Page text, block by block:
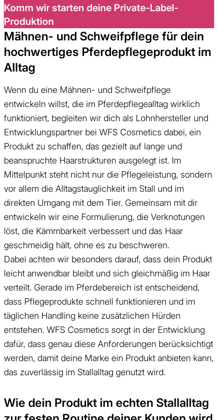
Komm wir starten deine Private-Label-
Produktion
Mähnen- und Schweifpflege für dein
hochwertiges Pferdepflegeprodukt im
Alltag
Wenn du eine Mähnen- und Schweifpflege
entwickeln willst, die im Pferdepflegealltag wirklich
funktioniert, begleiten wir dich als Lohnhersteller und
Entwicklungspartner bei WFS Cosmetics dabei, ein
Produkt zu schaffen, das gezielt auf lange und
beanspruchte Haarstrukturen ausgelegt ist. Im
Mittelpunkt steht nicht nur die Pflegeleistung, sondern
vor allem die Alltagstauglichkeit im Stall und im
direkten Umgang mit dem Tier. Gemeinsam mit dir
entwickeln wir eine Formulierung, die Verknotungen
löst, die Kämmbarkeit verbessert und das Haar
geschmeidig hält, ohne es zu beschweren.
Dabei achten wir besonders darauf, dass dein Produkt
leicht anwendbar bleibt und sich gleichmäßig im Haar
verteilt. Gerade im Pferdebereich ist entscheidend,
dass Pflegeprodukte schnell funktionieren und im
täglichen Handling keine zusätzlichen Hürden
entstehen. WFS Cosmetics sorgt in der Entwicklung
dafür, dass genau diese Anforderungen berücksichtigt
werden, damit deine Marke ein Produkt anbieten kann,
das zuverlässig im Stallalltag genutzt wird.
Wie dein Produkt im echten Stallalltag